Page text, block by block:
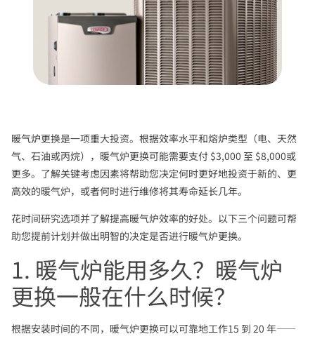
暖气炉更换是一项重大投资。根据效率水平和熔炉类型（电、天然
气、石油或丙烷），暖气炉更换可能需要支付 $3,000 至 $8,000或
更多。了解关键考虑因素将帮助您决定何时更好地投资于新的、更
高效的暖气炉，或者何时进行维修将其寿命延长几年。
花时间研究选项并了解提高暖气炉效率的好处。以下三个问题可帮
助您提前计划并做出明智的决定是否进行暖气炉更换。
1. 暖气炉能用多久？暖气炉
更换一般在什么时候？
根据安装时间的不同，暖气炉更换可以可靠地工作15 到 20 年——